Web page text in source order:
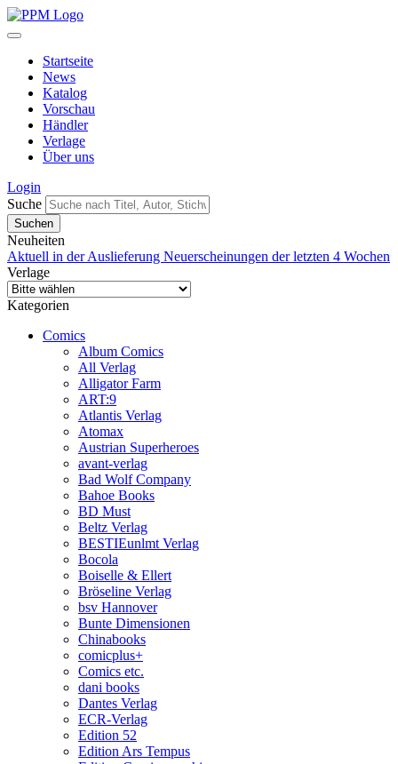
Startseite
News
Katalog
Vorschau
Händler
Verlage
Über uns
Login
Suche
Neuheiten
Aktuell in der Auslieferung Neuerscheinungen der letzten 4 Wochen
Verlage
Kategorien
Comics
Album Comics
All Verlag
Alligator Farm
ART:9
Atlantis Verlag
Atomax
Austrian Superheroes
avant-verlag
Bad Wolf Company
Bahoe Books
BD Must
Beltz Verlag
BESTIEunlmt Verlag
Bocola
Boiselle & Ellert
Bröseline Verlag
bsv Hannover
Bunte Dimensionen
Chinabooks
comicplus+
Comics etc.
dani books
Dantes Verlag
ECR-Verlag
Edition 52
Edition Ars Tempus